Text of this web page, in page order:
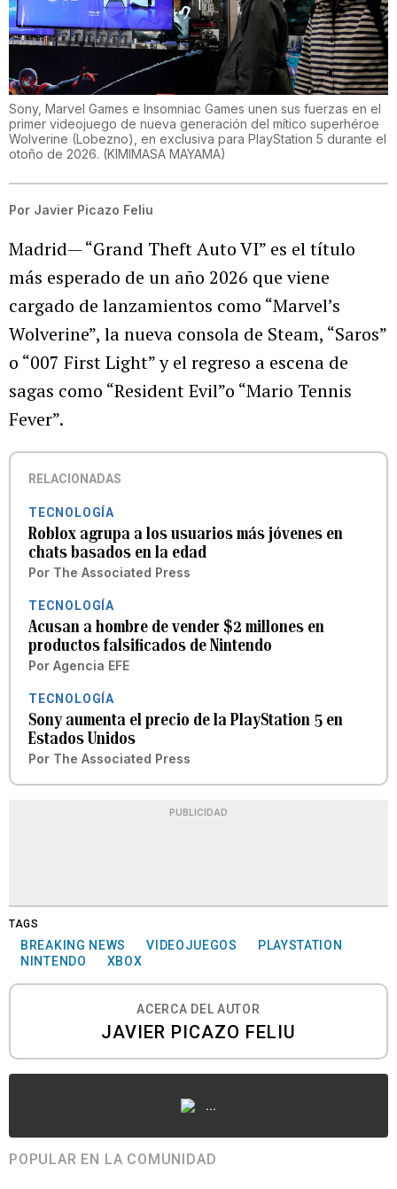
Sony, Marvel Games e Insomniac Games unen sus fuerzas en el
primer videojuego de nueva generación del mítico superhéroe
Wolverine (Lobezno), en exclusiva para PlayStation 5 durante el
otoño de 2026. (KIMIMASA MAYAMA)
Por Javier Picazo Feliu
Madrid— “Grand Theft Auto VI” es el título
más esperado de un año 2026 que viene
cargado de lanzamientos como “Marvel’s
Wolverine”, la nueva consola de Steam, “Saros”
o “007 First Light” y el regreso a escena de
sagas como “Resident Evil”o “Mario Tennis
Fever”.
RELACIONADAS
TECNOLOGÍA
Roblox agrupa a los usuarios más jóvenes en
chats basados en la edad
Por The Associated Press
TECNOLOGÍA
Acusan a hombre de vender $2 millones en
productos falsificados de Nintendo
Por Agencia EFE
TECNOLOGÍA
Sony aumenta el precio de la PlayStation 5 en
Estados Unidos
Por The Associated Press
PUBLICIDAD
TAGS
BREAKING NEWS VIDEOJUEGOS
PLAYSTATION
NINTENDO
XBOX
ACERCA DEL AUTOR
JAVIER PICAZO FELIU
...
POPULAR EN LA COMUNIDAD